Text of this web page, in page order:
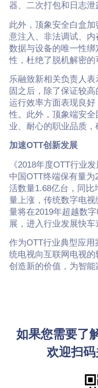
器、二次打包和日志泄
此外，顶象安全白盒
意注入、非法调试、内
数据与设备的唯一性
性，杜绝了脱机解密的
乐融致新相关负责人
固之后，除了保证较高
运行效率方面表现良
性。此外，顶象端安
业、耐心的职业品质，
加速OTT创新发展
《2018年度OTT行业
中国OTT终端保有量
活数量1.68亿台，同比
量上涨，传统数字电
量将在2019年超越数
展，进入行业发展快车
作为OTT行业典型应用
统电视向互联网电视
创造新的价值，为智能
如果您需要了
欢迎扫